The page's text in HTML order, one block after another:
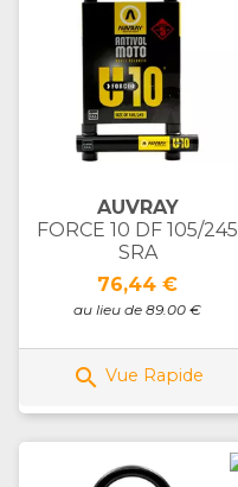
AUVRAY
FORCE 10 DF 105/245
SRA
Prix
76,44 €
au lieu de 89.00 €
 Vue Rapide